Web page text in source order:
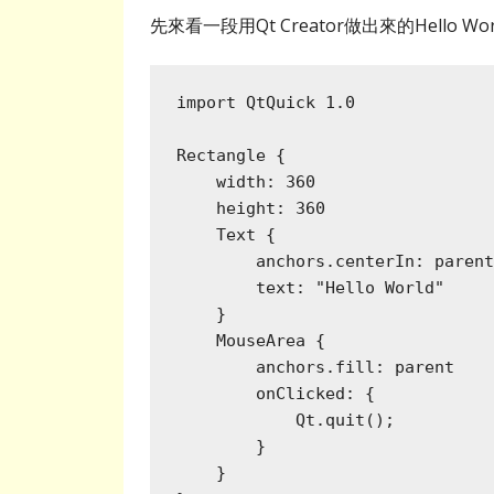
先來看一段用Qt Creator做出來的Hello
import QtQuick 1.0
Rectangle {
    width: 360
    height: 360
    Text {
        anchors.centerIn: parent
        text: "Hello World"
    }
    MouseArea {
        anchors.fill: parent
        onClicked: {
            Qt.quit();
        }
    }